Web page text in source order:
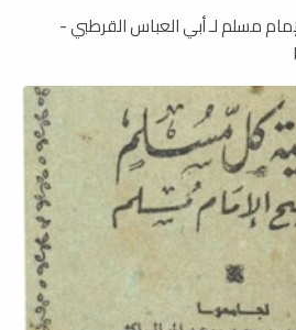
مسلم لـ أبي العباس القرطبي -